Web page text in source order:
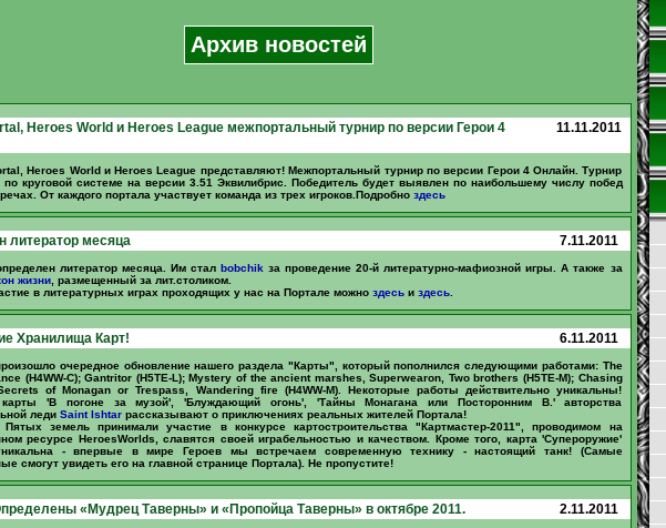
Архив новостей
Heroes World и Heroes League межпортальный турнир по версии Герои 4
11.11.2011
Heroes World и Heroes League представляют! Межпортальный турнир по версии Герои 4 Онлайн. Турнир
по круговой системе на версии 3.51 Эквилибрис. Победитель будет выявлен по наибольшему числу побед
От каждого портала участвует команда из трех игроков.Подробно здесь
литератор месяца 7.11.2011
литератор месяца. Им стал bobchik за проведение 20-й литературно-мафиозной игры. А также за
жизни, размещенный за лит.столиком.
в литературных играх проходящих у нас на Портале можно здесьи здесь.
Хранилища Карт! 6.11.2011
очередное обновление нашего раздела "Карты", который пополнился следующими работами: The
(H4WW-C); Gantritor (H5TE-L); Mystery of the ancient marshes, Superwearon, Two brothers (H5TE-M); Chasing
of Monagan or Trespass, Wandering fire (H4WW-M). Некоторые работы действительно уникальны!
карты 'В погоне за музой', 'Блуждающий огонь', 'Тайны Монагана или Посторонним В.' авторства
леди Saint Ishtarрассказывают о приключениях реальных жителей Портала!
земель принимали участие в конкурсе картостроительства "Картмастер-2011", проводимом на
ресурсе HeroesWorlds, славятся своей играбельностью и качеством. Кроме того, карта 'Супероружие'
- впервые в мире Героев мы встречаем современную технику - настоящий танк! (Самые
смогут увидеть его на главной странице Портала). Не пропустите!
«Мудрец Таверны» и «Пропойца Таверны» в октябре 2011. 2.11.2011